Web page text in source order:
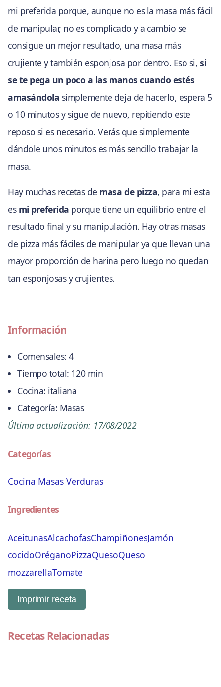
mi preferida porque, aunque no es la masa más fácil
de manipular, no es complicado y a cambio se
consigue un mejor resultado, una masa más
crujiente y también esponjosa por dentro. Eso si, si
se te pega un poco a las manos cuando estés
amasándola simplemente deja de hacerlo, espera 5
o 10 minutos y sigue de nuevo, repitiendo este
reposo si es necesario. Verás que simplemente
dándole unos minutos es más sencillo trabajar la
masa.
Hay muchas recetas de masa de pizza, para mi esta
es mi preferida porque tiene un equilibrio entre el
resultado final y su manipulación. Hay otras masas
de pizza más fáciles de manipular ya que llevan una
mayor proporción de harina pero luego no quedan
tan esponjosas y crujientes.
Información
Comensales: 4
Tiempo total: 120 min
Cocina: italiana
Categoría: Masas
Última actualización: 17/08/2022
Categorías
Cocina Masas Verduras
Ingredientes
AceitunasAlcachofasChampiñonesJamón
cocidoOréganoPizzaQuesoQueso
mozzarellaTomate
Imprimir receta
Recetas Relacionadas